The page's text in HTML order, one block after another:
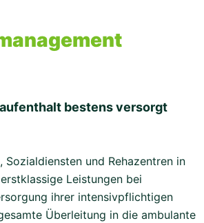
bestens versorgt
Sozialdiensten und Rehazentren in
Leistungen bei
ihrer intensivpflichtigen
Überleitung in die ambulante